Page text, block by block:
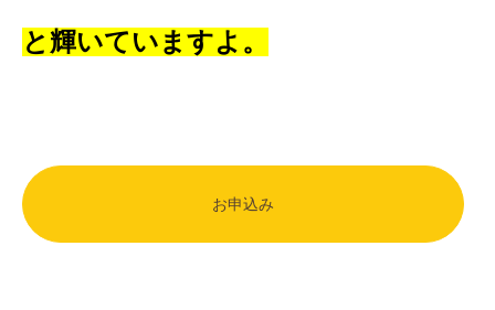
と輝いていますよ。
お申込み